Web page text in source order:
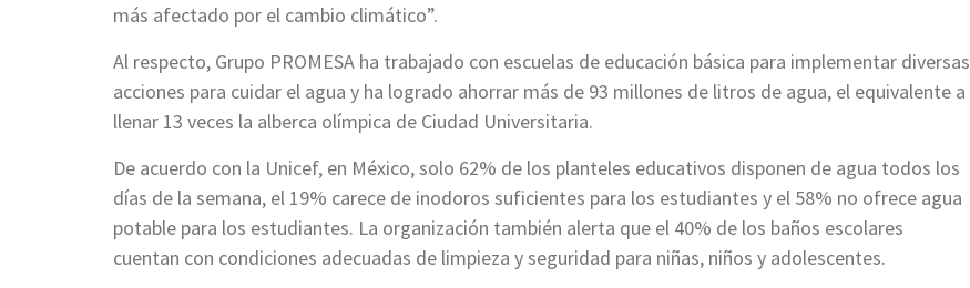
más afectado por el cambio climático”.
Al respecto, Grupo PROMESA ha trabajado con escuelas de educación básica para implementar diversas
acciones para cuidar el agua y ha logrado ahorrar más de 93 millones de litros de agua, el equivalente a
llenar 13 veces la alberca olímpica de Ciudad Universitaria.
De acuerdo con la Unicef, en México, solo 62% de los planteles educativos disponen de agua todos los
días de la semana, el 19% carece de inodoros suficientes para los estudiantes y el 58% no ofrece agua
potable para los estudiantes. La organización también alerta que el 40% de los baños escolares
cuentan con condiciones adecuadas de limpieza y seguridad para niñas, niños y adolescentes.